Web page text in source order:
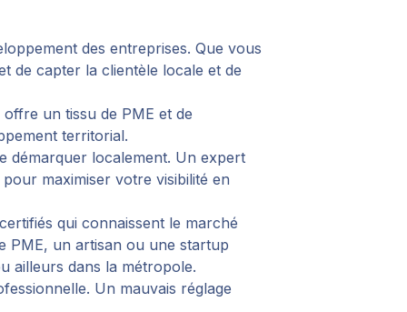
des entreprises. Que vous
de capter la clientèle locale et de
un tissu de PME et de
territorial.
démarquer localement. Un expert
maximiser votre visibilité en
qui connaissent le marché
PME, un artisan ou une startup
ailleurs dans la métropole.
Un mauvais réglage